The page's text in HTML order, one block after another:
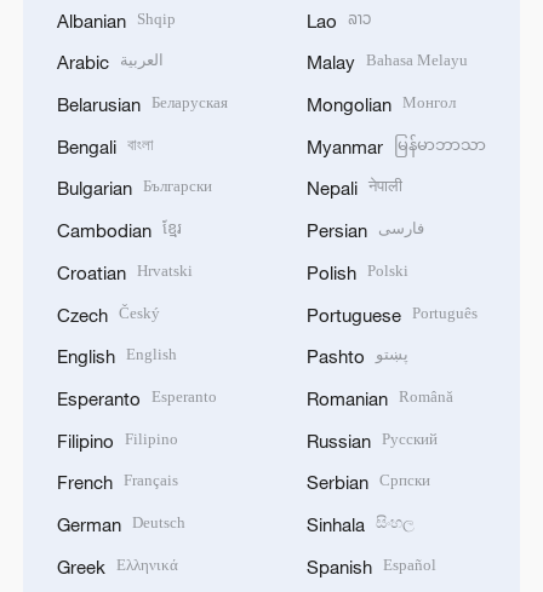
Albanian Shqip
Arabic العربية
Belarusian Беларуская
Bengali বাংলা
Bulgarian Български
Cambodian ខ្មែរ
Croatian Hrvatski
Czech Český
English English
Esperanto Esperanto
Filipino Filipino
French Français
German Deutsch
Greek Ελληνικά
Lao ລາວ
Malay Bahasa Melayu
Mongolian Монгол
Myanmar မြန်မာဘာသာ
Nepali नेपाली
Persian فارسی
Polish Polski
Portuguese Português
Pashto پښتو
Romanian Română
Russian Русский
Serbian Српски
Sinhala සිංහල
Spanish Español